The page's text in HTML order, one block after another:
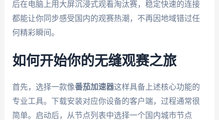
后在电脑上用大屏沉浸式观看淘汰赛，稳定快速的连接
都能让你同步感受国内的观赛热潮，不再因地域错过任
何精彩瞬间。
如何开始你的无缝观赛之旅
首先，选择一款像番茄加速器这样具备上述核心功能的
专业工具。下载安装对应你设备的客户端，过程通常很
简单。启动后，从节点列表中选择一个国内城市节点